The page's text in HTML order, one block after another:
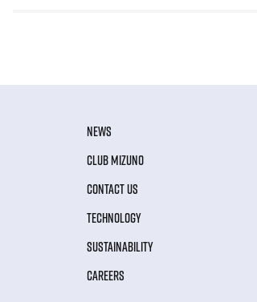
NEWS
CLUB MIZUNO
CONTACT US
TECHNOLOGY
SUSTAINABILITY
CAREERS